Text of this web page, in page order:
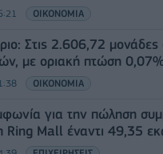
ΟΙΚΟΝΟΜΙΑ
Στις 2.606,72 μονάδες
με οριακή πτώση
ΟΙΚΟΝΟΜΙΑ
για την πώληση
Ring Mall έναντι 49,35